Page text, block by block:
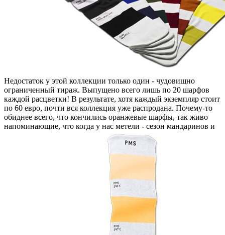
Недостаток у этой коллекции только один - чудовищно
ограниченный тираж. Выпущено всего лишь по 20 шарфов
каждой расцветки! В результате, хотя каждый экземпляр стоит
по 60 евро, почти вся коллекция уже распродана. Почему-то
обиднее всего, что кончились оранжевые шарфы, так живо
напоминающие, что когда у нас метели - сезон мандаринов и